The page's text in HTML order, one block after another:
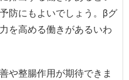
防にもよいでしょう。βグ
を高める働きがあるいわ
や整腸作用が期待できま